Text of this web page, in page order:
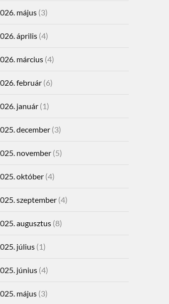
május(3)
április(4)
március(4)
február(6)
január(1)
december(3)
november(5)
október(4)
szeptember(4)
augusztus(8)
július(1)
június(4)
május(3)